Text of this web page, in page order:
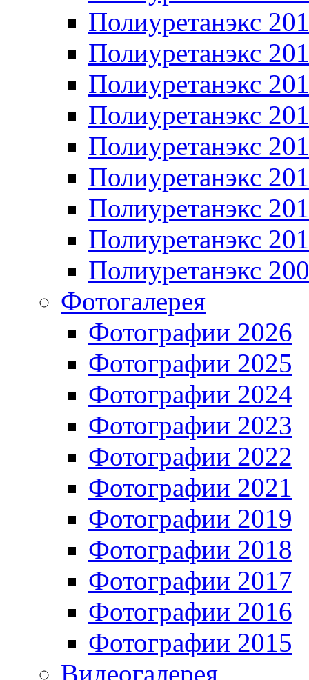
Полиуретанэкс
Полиуретанэкс
Полиуретанэкс
Полиуретанэкс
Полиуретанэкс
Полиуретанэкс
Полиуретанэкс
Полиуретанэкс
Полиуретанэкс
Фотогалерея
Фотографии 2026
Фотографии 2025
Фотографии 2024
Фотографии 2023
Фотографии 2022
Фотографии 2021
Фотографии 2019
Фотографии 2018
Фотографии 2017
Фотографии 2016
Фотографии 2015
Видеогалерея